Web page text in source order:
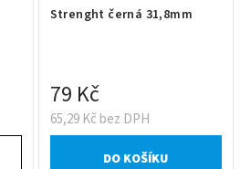
Strenght černá 31,8mm
65,29 Kč bez DPH
79 Kč
DO KOŠÍKU